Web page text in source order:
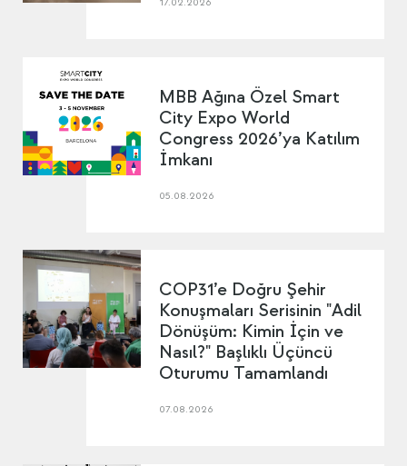
MBB Ağına Özel Smart
City Expo World
Congress 2026’ya Katılım
İmkanı
05.08.2026
COP31’e Doğru Şehir
Konuşmaları Serisinin "Adil
Dönüşüm: Kimin İçin ve
Nasıl?" Başlıklı Üçüncü
Oturumu Tamamlandı
07.08.2026